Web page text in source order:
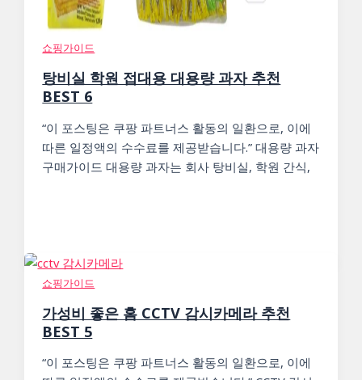
쇼핑가이드
탕비실 학원 접대용 대용량 과자 추천
BEST 6
“이 포스팅은 쿠팡 파트너스 활동의 일환으로, 이에
따른 일정액의 수수료를 제공받습니다.” 대용량 과자
구매가이드 대용량 과자는 회사 탕비실, 학원 간식,
쇼핑가이드
가성비 좋은 홈 CCTV 감시카메라 추천
BEST 5
“이 포스팅은 쿠팡 파트너스 활동의 일환으로, 이에